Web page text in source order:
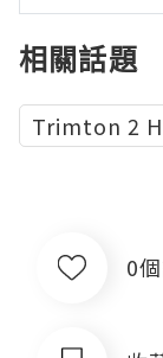
相關話題
Trimton 2
0